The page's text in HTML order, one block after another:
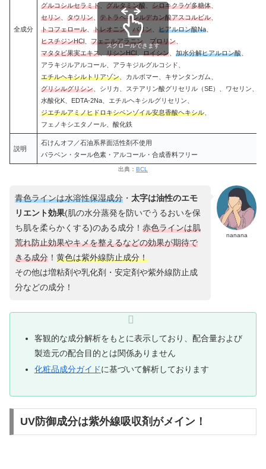
全成分
グルコシルセラミド グルタミン酸 シロキクラゲ多糖体、
セリン、 タウリン、 テトラヘキシルデカン酸アスコルビル、
トコフェロール、 トレオニン、 バリン ヒアルロン酸Na、
ヒスチジンHCl、 フェニルアラニン プロリン、
マタタビ果実エキス
リシンHCl、 ロイシン、 加水分解ヒアルロン酸、
アラキジルアルコール、アラキジルグルコシド、
エチルヘキシルトリアゾン、カルボマー、キサンタンガム、
グリシルグリシン、シリカ、ステアリン酸グリセリル（SE）、ワセリン、
水酸化K、EDTA-2Na、エチルヘキシルグリセリン、
ジエチルアミノヒドロキシベンゾイル安息香酸ヘキシル、
フェノキシエタノール、酸化鉄
説明
石けんオフ／石油系界面活性剤不使用
パラベン・タール色素・アルコール・合成香料フリー
スクロールできます
出典： BCL
nanana
青色ラインは水溶性保湿成分 ・ 太字は油性のエモ
リエント効果(肌の水分蒸発を防いでうるおいを保
ち肌を柔らかくする)のある成分！ 赤色ラインは肌
荒れ防止効果やキメを整えるなどの効果が期待で
きる成分 ！ 黄色は紫外線防止成分！
その他は増粘剤や乳化剤・安定剤や紫外線防止成
分などの成分！
客観的な成分解析をもとに表示しており、配合量および
製造元の配合目的とは関係ありません
化粧品成分ガイドに基づいて解析しております
UV防御成分は紫外線吸収剤がメイン！